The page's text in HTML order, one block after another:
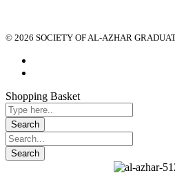
© 2026 SOCIETY OF AL-AZHAR
Shopping Basket